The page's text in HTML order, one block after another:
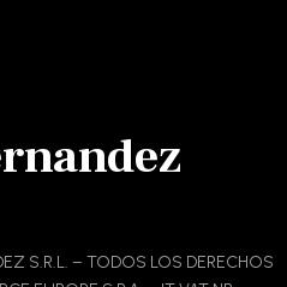
S.R.L. – TODOS LOS DERECHOS